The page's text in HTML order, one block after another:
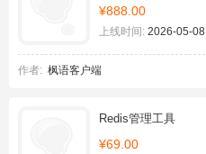
¥888.00
上线时间: 2026-05-08
作者: 枫语客户端
Redis管理工具
¥69.00